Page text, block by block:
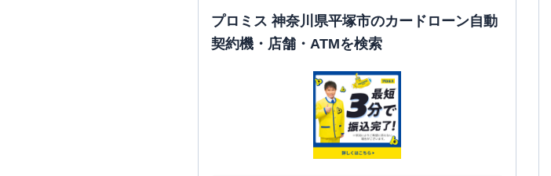
プロミス 神奈川県平塚市のカードローン自動
契約機・店舗・ATMを検索